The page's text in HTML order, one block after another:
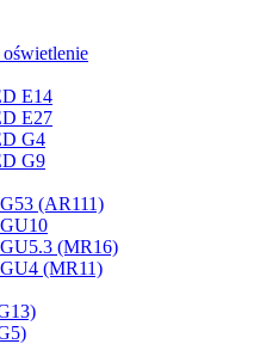
E14
E27
G4
G9
(AR111)
(MR16)
(MR11)